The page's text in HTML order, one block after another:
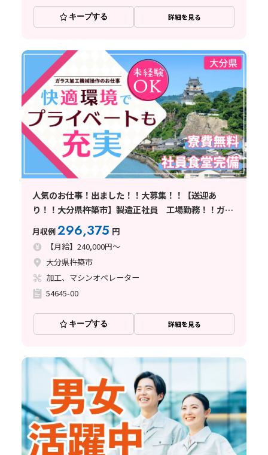
キープする 詳細を見る
人気のお仕事！出ました！！大募集！！【送迎あ
り！！大分県杵築市】製造正社員 工場勤務！！ガラ
ス加工の機械を操作 ★寮費無料★ 大分県きつきし
のお仕事
月収例296,375 円
【月給】240,000円～
大分県杵築市
加工、マシンオペレーター
54645-00
キープする 詳細を見る